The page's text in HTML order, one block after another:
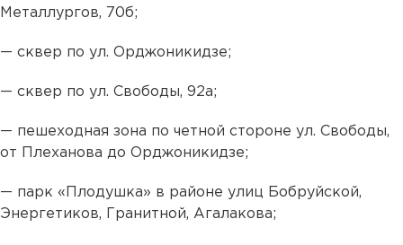
Металлургов, 70б;
— сквер по ул. Орджоникидзе;
— сквер по ул. Свободы, 92а;
— пешеходная зона по четной стороне ул. Свободы,
от Плеханова до Орджоникидзе;
— парк «Плодушка» в районе улиц Бобруйской,
Энергетиков, Гранитной, Агалакова;